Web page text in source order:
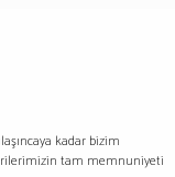
kadar bizim
tam memnuniyeti